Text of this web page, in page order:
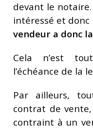
devant le
intéressé et donc
vendeur a donc
Cela n’est
l’échéance de la
Par ailleurs,
contrat de
contraint à un